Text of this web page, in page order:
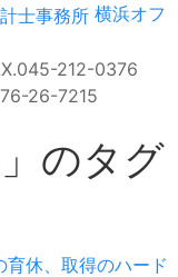
横浜オフ
212-0376
26-7215
のタグ
休、取得のハード